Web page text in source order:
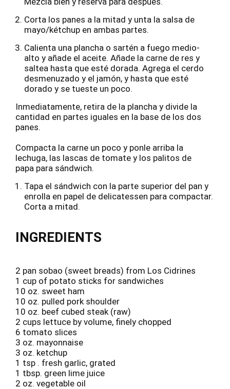
Corta los panes a la mitad y unta la salsa de
mayo/kétchup en ambas partes.
Calienta una plancha o sartén a fuego medio-
alto y añade el aceite. Añade la carne de res y
saltea hasta que esté dorada. Agrega el cerdo
desmenuzado y el jamón, y hasta que esté
dorado y se tueste un poco.
Inmediatamente, retira de la plancha y divide la
cantidad en partes iguales en la base de los dos
panes.
Compacta la carne un poco y ponle arriba la
lechuga, las lascas de tomate y los palitos de
papa para sándwich.
Tapa el sándwich con la parte superior del pan y
enrolla en papel de delicatessen para compactar.
Corta a mitad.
INGREDIENTS
2 pan sobao (sweet breads) from Los Cidrines
1 cup of potato sticks for sandwiches
10 oz. sweet ham
10 oz. pulled pork shoulder
10 oz. beef cubed steak (raw)
2 cups lettuce by volume, finely chopped
6 tomato slices
3 oz. mayonnaise
3 oz. ketchup
1 tsp . fresh garlic, grated
1 tbsp. green lime juice
2 oz. vegetable oil